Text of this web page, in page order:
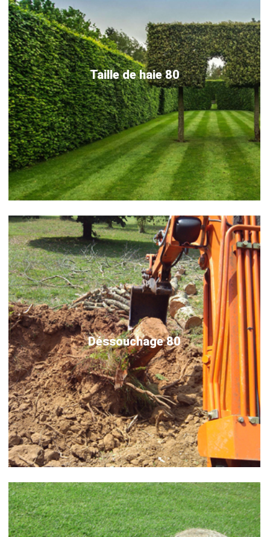
Taille de haie 80
Déssouchage 80